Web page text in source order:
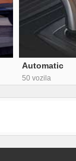
Automatic
50 vozila